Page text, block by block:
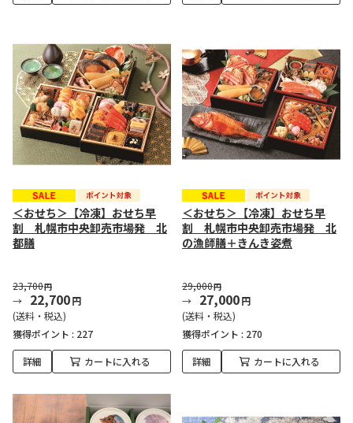
＜おせち＞【冷凍】おせち早
割 札幌市中央卸売市場発 北
都膳
23,700円
22,700円
(送料・税込)
獲得ポイント : 227
詳細 カートに入れる
＜おせち＞【冷凍】おせち早
割 札幌市中央卸売市場発 北
の漁師膳＋きんき姿煮
29,000円
27,000円
(送料・税込)
獲得ポイント : 270
詳細 カートに入れる